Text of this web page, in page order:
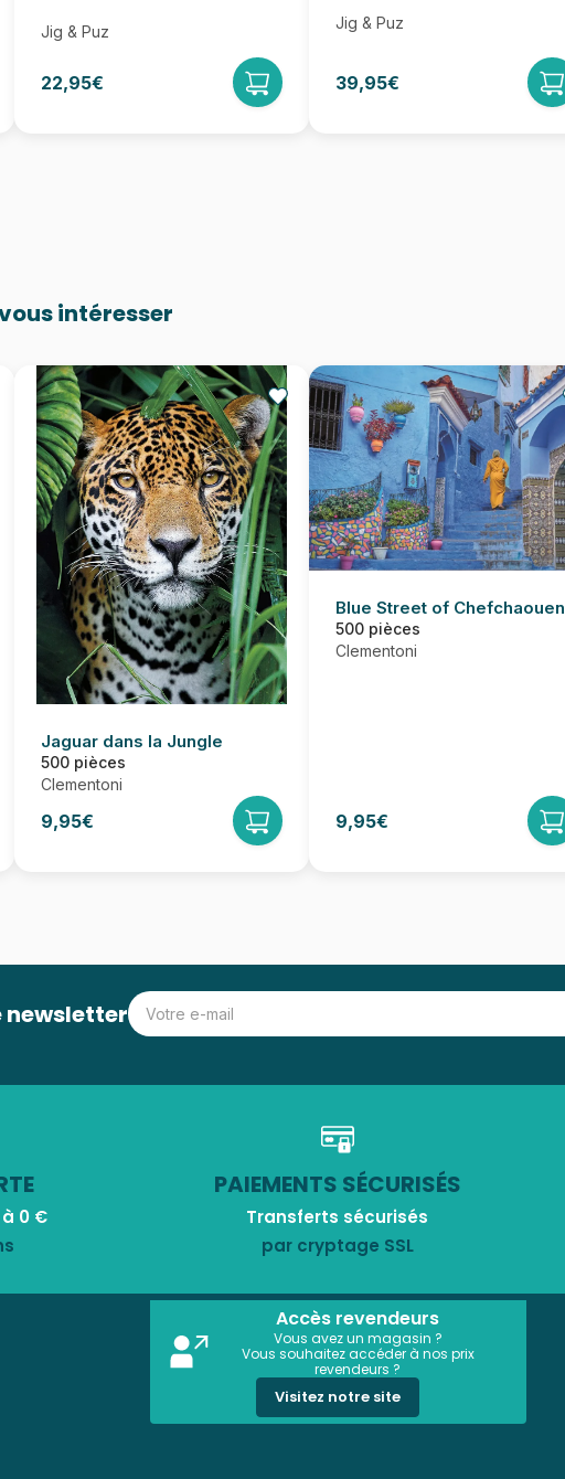
Jig & Puz
22,95€
Jig & Puz
39,95€
intéresser
Jaguar dans la Jungle
500 pièces
Clementoni
9,95€
Blue Street of Chefchaouen
500 pièces
Clementoni
9,95€
newsletter
0 €
PAIEMENTS SÉCURISÉS
Transferts sécurisés
par cryptage SSL
Accès revendeurs
Vous avez un magasin ?
Vous souhaitez accéder à nos prix
revendeurs ?
Visitez notre site